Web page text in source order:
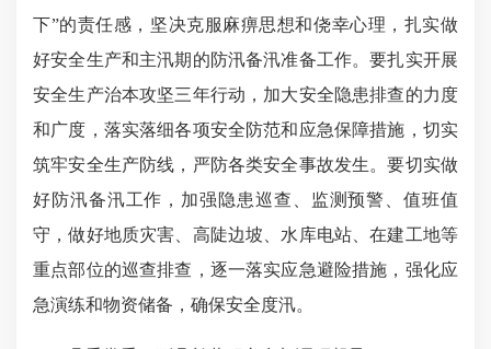
下”的责任感，坚决克服麻痹思想和侥幸心理，扎实做
好安全生产和主汛期的防汛备汛准备工作。要扎实开展
安全生产治本攻坚三年行动，加大安全隐患排查的力度
和广度，落实落细各项安全防范和应急保障措施，切实
筑牢安全生产防线，严防各类安全事故发生。要切实做
好防汛备汛工作，加强隐患巡查、监测预警、值班值
守，做好地质灾害、高陡边坡、水库电站、在建工地等
重点部位的巡查排查，逐一落实应急避险措施，强化应
急演练和物资储备，确保安全度汛。